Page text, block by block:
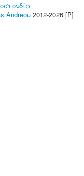
Andreou 2012-2026 [P]